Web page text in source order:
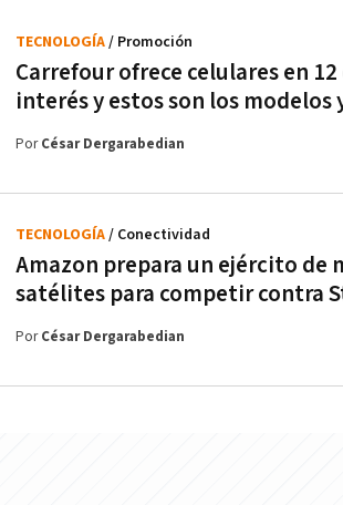
Carrefour ofrece celulares en
interés y estos son los modelos
TECNOLOGÍA/ Promoción
PorCésar Dergarabedian
Amazon prepara un ejército de
satélites para competir contra
TECNOLOGÍA/ Conectividad
PorCésar Dergarabedian